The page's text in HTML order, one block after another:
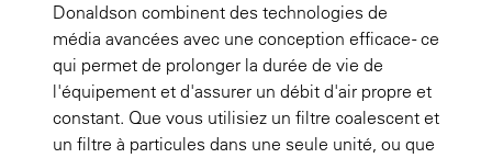
Donaldson combinent des technologies de
média avancées avec une conception efficace - ce
qui permet de prolonger la durée de vie de
l'équipement et d'assurer un débit d'air propre et
constant. Que vous utilisiez un filtre coalescent et
un filtre à particules dans une seule unité, ou que